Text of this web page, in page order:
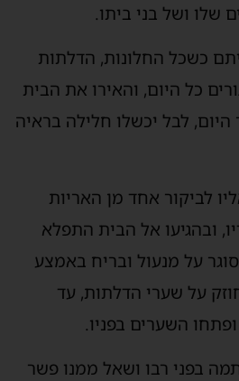
שלו ושל בני ביתו.
כשכל החלונות, הדלתות
כל היום, והאירו את הבית
לבל יכשלו חלילה בראיה
לביקור אחד מן האריות
ובהגיעו אל הבית התפלא
על מנעול ובריח באמצע
על שערי הדלתות, עד
השערים בפניו.
בפני רבו ושאל ממנו פשר